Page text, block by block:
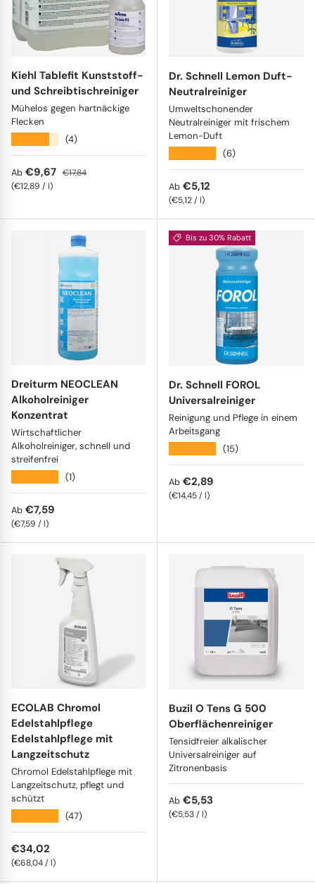
Kiehl Tablefit Kunststoff-
und Schreibtischreiniger
Mühelos gegen hartnäckige
Flecken
(4)
Verkaufspreis
Ab €9,67 Normaler Preis
€17,84
Grundpreis
€12,89 /l
Dr. Schnell Lemon Duft-
Neutralreiniger
Umweltschonender
Neutralreiniger mit frischem
Lemon-Duft
(6)
Normaler Preis
Ab €5,12
Grundpreis
€5,12/l
Dreiturm NEOCLEAN
Alkoholreiniger
Konzentrat
Wirtschaftlicher
Alkoholreiniger, schnell und
streifenfrei
(1)
Normaler Preis
Ab €7,59
Grundpreis
€7,59 /l
Bis zu 30% Rabatt
Dr. Schnell FOROL
Universalreiniger
Reinigung und Pflege in einem
Arbeitsgang
(15)
Normaler Preis
Ab €2,89
Grundpreis
€14,45/l
ECOLAB Chromol
Edelstahlpflege
Edelstahlpflege mit
Langzeitschutz
Chromol Edelstahlpflege mit
Langzeitschutz, pflegt und
schützt
(47)
Normaler Preis
€34,02
Grundpreis
€68,04/l
Buzil O Tens G 500
Oberflächenreiniger
Tensidfreier alkalischer
Universalreiniger auf
Zitronenbasis
Normaler Preis
Ab €5,53
Grundpreis
€5,53/l